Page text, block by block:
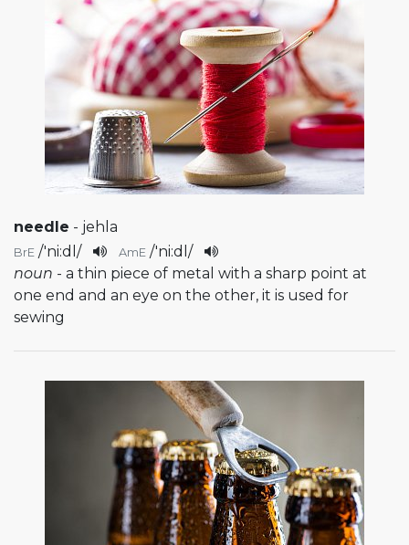
needle - jehla
BrE /'ni:dl / AmE /'ni:dl /
noun - a thin piece of metal with a sharp point at
one end and an eye on the other, it is used for
sewing